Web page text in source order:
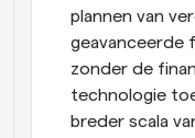
plannen van
geavanceerde
zonder de
technologie
breder scala